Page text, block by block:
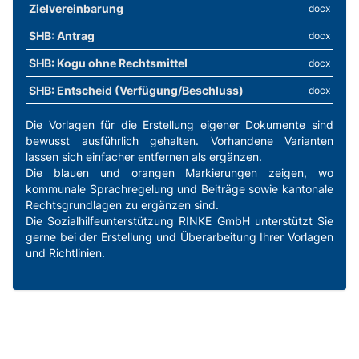
Zielvereinbarung docx
SHB: Antrag docx
SHB: Kogu ohne Rechtsmittel docx
SHB: Entscheid (Verfügung/Beschluss) docx
Die Vorlagen für die Erstellung eigener Dokumente sind
bewusst ausführlich gehalten. Vorhandene Varianten
lassen sich einfacher entfernen als ergänzen.
Die blauen und orangen Markierungen zeigen, wo
kommunale Sprachregelung und Beiträge sowie kantonale
Rechtsgrundlagen zu ergänzen sind.
Die Sozialhilfeunterstützung RINKE GmbH unterstützt Sie
gerne bei der Erstellung und Überarbeitung Ihrer Vorlagen
und Richtlinien.